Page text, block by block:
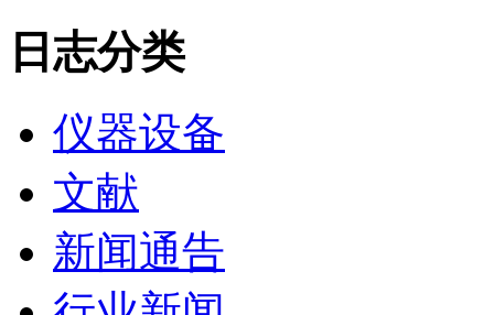
日志分类
仪器设备
文献
新闻通告